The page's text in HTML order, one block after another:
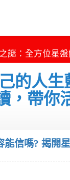
謎：全方位星
的人生
，帶你
能信嗎? 揭開星